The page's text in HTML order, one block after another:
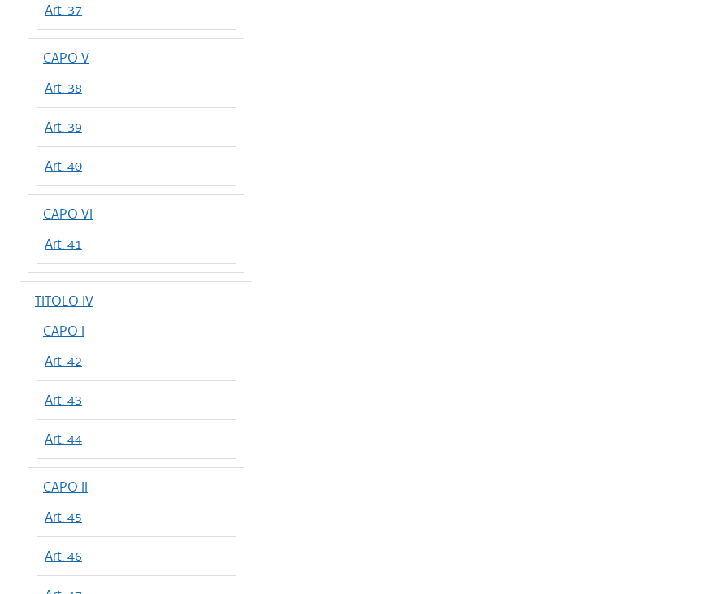
Art. 37
CAPO V
Art. 38
Art. 39
Art. 40
CAPO VI
Art. 41
TITOLO IV
CAPO I
Art. 42
Art. 43
Art. 44
CAPO II
Art. 45
Art. 46